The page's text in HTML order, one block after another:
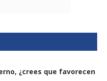
¿crees que favorecen